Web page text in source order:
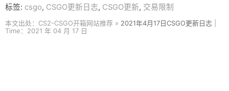
标签: csgo, CSGO更新日志, CSGO更新, 交易限制
本文出处：CS2-CSGO开箱网站推荐 » 2021年4月17日CSGO更新日志
Time：2021 年 04 月 17 日